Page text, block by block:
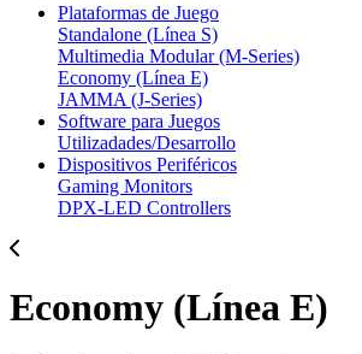
Plataformas de Juego
Standalone (Línea S)
Multimedia Modular (M-Series)
Economy (Línea E)
JAMMA (J-Series)
Software para Juegos
Utilizadades/Desarrollo
Dispositivos Periféricos
Gaming Monitors
DPX-LED Controllers
Economy (Línea E)